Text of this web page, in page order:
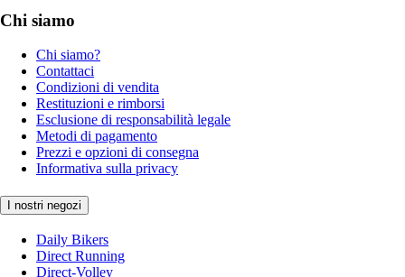
Chi siamo
Chi siamo?
Contattaci
Condizioni di vendita
Restituzioni e rimborsi
Esclusione di responsabilità legale
Metodi di pagamento
Prezzi e opzioni di consegna
Informativa sulla privacy
I nostri negozi
Daily Bikers
Direct Running
Direct-Volley